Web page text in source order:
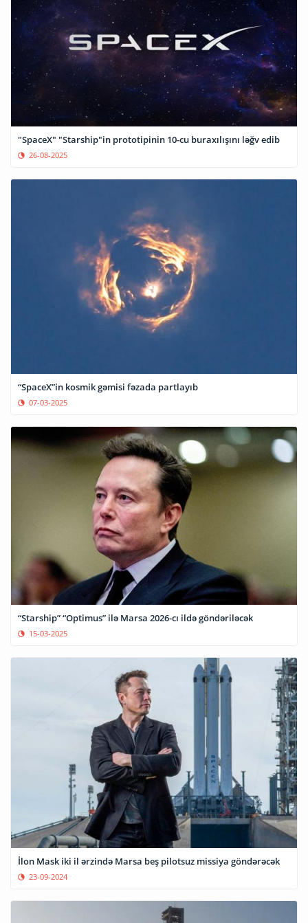
"SpaceX" "Starship"in prototipinin 10-cu buraxılışını ləğv edib
26-08-2025
“SpaceX”in kosmik gəmisi fəzada partlayıb
07-03-2025
“Starship” “Optimus” ilə Marsa 2026-cı ildə göndəriləcək
15-03-2025
İlon Mask iki il ərzində Marsa beş pilotsuz missiya göndərəcək
23-09-2024